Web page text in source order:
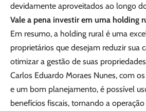
devidamente aproveitados ao longo
Vale a pena investir em uma holding
Em resumo, a holding rural é uma
proprietários que desejam reduzir sua
otimizar a gestão de suas
Carlos Eduardo Moraes Nunes, com
e um bom planejamento, é possível
benefícios fiscais, tornando a